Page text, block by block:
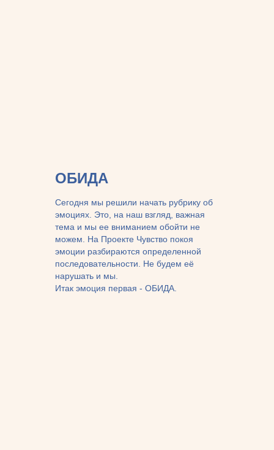
ОБИДА
Сегодня мы решили начать рубрику об
эмоциях. Это, на наш взгляд, важная
тема и мы ее вниманием обойти не
можем. На Проекте Чувство покоя
эмоции разбираются определенной
последовательности. Не будем её
нарушать и мы.
Итак эмоция первая - ОБИДА.